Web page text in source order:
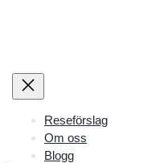
Reseförslag
Om oss
Blogg